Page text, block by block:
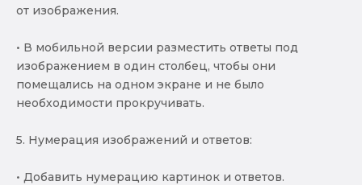
от изображения.
• В мобильной версии разместить ответы под
изображением в один столбец, чтобы они
помещались на одном экране и не было
необходимости прокручивать.
5. Нумерация изображений и ответов:
• Добавить нумерацию картинок и ответов.